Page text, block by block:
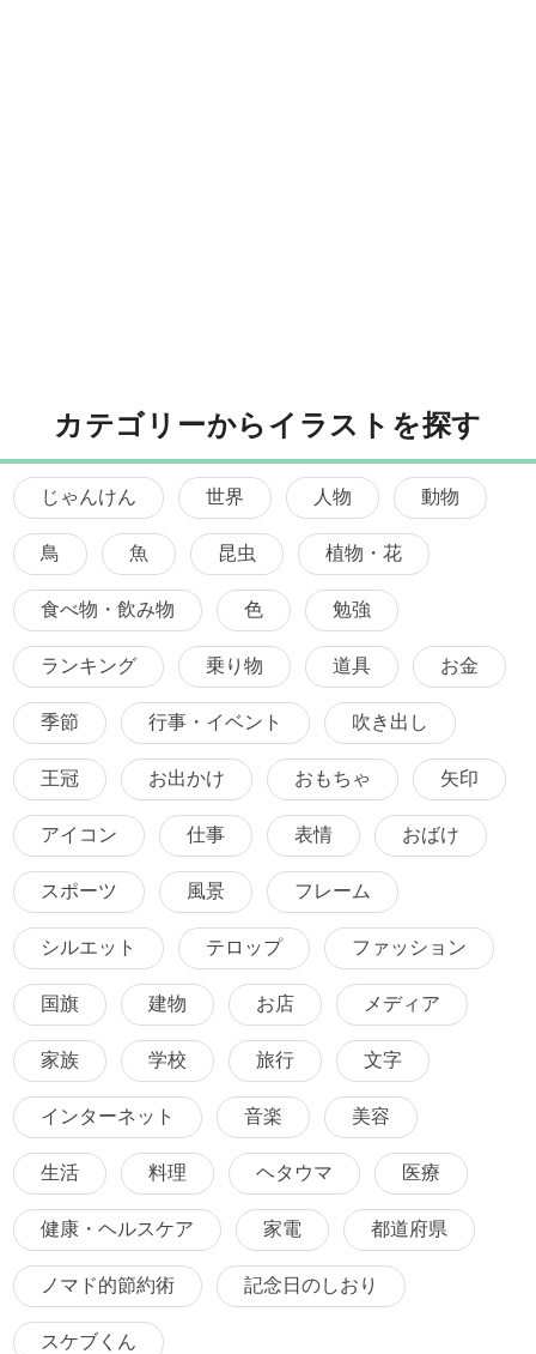
カテゴリーからイラストを探す
じゃんけん 世界 人物 動物
鳥 魚 昆虫 植物・花
食べ物・飲み物 色 勉強
ランキング 乗り物 道具 お金
季節 行事・イベント 吹き出し
王冠 お出かけ おもちゃ 矢印
アイコン 仕事 表情 おばけ
スポーツ 風景 フレーム
シルエット テロップ ファッション
国旗 建物 お店 メディア
家族 学校 旅行 文字
インターネット 音楽 美容
生活 料理 ヘタウマ 医療
健康・ヘルスケア 家電 都道府県
ノマド的節約術 記念日のしおり
スケブくん